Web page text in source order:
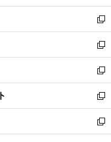
開
く
ウ
で
開
く
ン
ド
ウ
で
開
く
ウ
ィ
ン
ド
ウ
で
開
く
新
し
い
ウ
ィ
ン
ド
ウ
で
開
新
し
い
ウ
ィ
ン
ド
ウ
新
し
い
ウ
ィ
ン
新
し
い
ウ
新
し